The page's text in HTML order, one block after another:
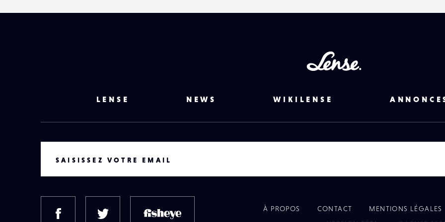
LENSE NEWS WIKILENSE
SAISISSEZ VOTRE EMAIL
FACEBOOK TWITTER
À PROPOS CONTACT
MENTIONS LÉGALES